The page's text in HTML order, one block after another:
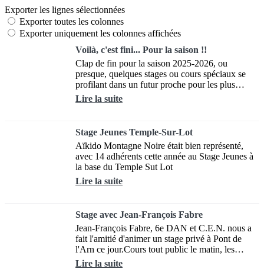
Exporter les lignes sélectionnées
Exporter toutes les colonnes
Exporter uniquement les colonnes affichées
Voilà, c'est fini... Pour la saison !!
Clap de fin pour la saison 2025-2026, ou
presque, quelques stages ou cours spéciaux se
profilant dans un futur proche pour les plus
motivés!Que dire sur cette saison ? Un mot :...
Lire la suite
Stage Jeunes Temple-Sur-Lot
Aïkido Montagne Noire était bien représenté,
avec 14 adhérents cette année au Stage Jeunes à
la base du Temple Sut Lot
Lire la suite
Stage avec Jean-François Fabre
Jean-François Fabre, 6e DAN et C.E.N. nous a
fait l'amitié d'animer un stage privé à Pont de
l'Arn ce jour.Cours tout public le matin, les
enfants ont pu interragir avec leurs...
Lire la suite